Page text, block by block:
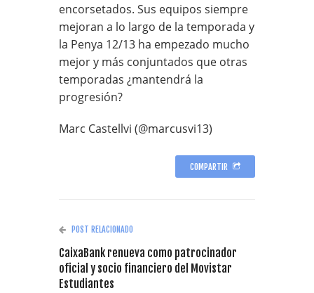
encorsetados. Sus equipos siempre
mejoran a lo largo de la temporada y
la Penya 12/13 ha empezado mucho
mejor y más conjuntados que otras
temporadas ¿mantendrá la
progresión?
Marc Castellvi (@marcusvi13)
COMPARTIR
POST RELACIONADO
CaixaBank renueva como patrocinador
oficial y socio financiero del Movistar
Estudiantes